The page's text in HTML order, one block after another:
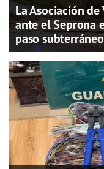
La Asociación
ante el Seprona
paso